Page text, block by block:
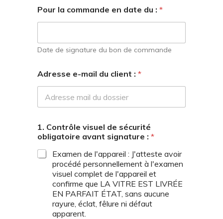
e
s
N
r
m
s
Pour la commande en date du : *
Date de signature du bon de commande
Adresse e-mail du client : *
1. Contrôle visuel de sécurité
obligatoire avant signature : *
Examen de l'appareil : J'atteste avoir
procédé personnellement à l'examen
visuel complet de l'appareil et
confirme que LA VITRE EST LIVRÉE
EN PARFAIT ÉTAT, sans aucune
rayure, éclat, fêlure ni défaut
apparent.